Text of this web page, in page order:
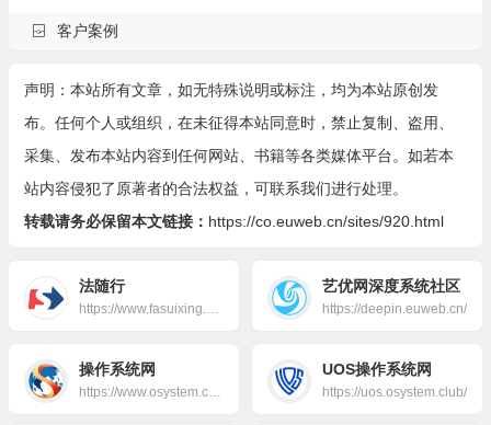
客户案例
声明：本站所有文章，如无特殊说明或标注，均为本站原创发
布。任何个人或组织，在未征得本站同意时，禁止复制、盗用、
采集、发布本站内容到任何网站、书籍等各类媒体平台。如若本
站内容侵犯了原著者的合法权益，可联系我们进行处理。
转载请务必保留本文链接： https://co.euweb.cn/sites/920.html
法随行
https://www.fasuixing.com/
艺优网深度系统社区
https://deepin.euweb.cn/
操作系统网
https://www.osystem.club/
UOS操作系统网
https://uos.osystem.club/